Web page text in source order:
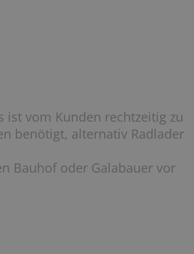
ist vom Kunden rechtzeitig zu
benötigt, alternativ Radlader
Bauhof oder Galabauer vor